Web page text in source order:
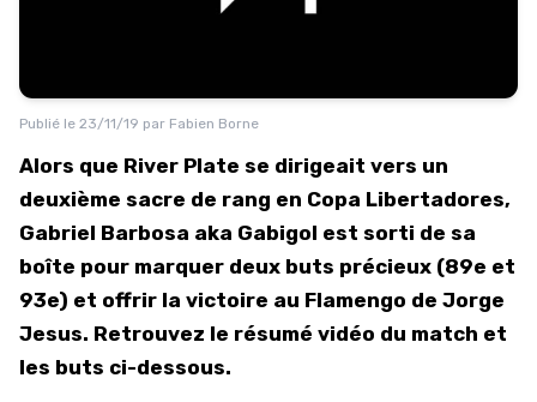
Publié le 23/11/19 par Fabien Borne
Alors que River Plate se dirigeait vers un
deuxième sacre de rang en Copa Libertadores,
Gabriel Barbosa aka Gabigol est sorti de sa
boîte pour marquer deux buts précieux (89e et
93e) et offrir la victoire au Flamengo de Jorge
Jesus. Retrouvez le résumé vidéo du match et
les buts ci-dessous.